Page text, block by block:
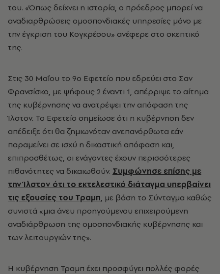
του. «Όπως δείχνει η ιστορία, ο πρόεδρος μπορεί να
αναδιαρθρώσεις ομοσπονδιακές υπηρεσίες μόνο με
την έγκριση του Κογκρέσου» ανέφερε στο σκεπτικό
της.
Στις 30 Μαΐου το 9ο Εφετείο που εδρεύει στο Σαν
Φρανσίσκο, με ψήφους 2 έναντι 1, απέρριψε το αίτημα
της κυβέρνησης να ανατρέψει την απόφαση της
Ίλστον. Το Εφετείο σημείωσε ότι η κυβέρνηση δεν
απέδειξε ότι θα ζημιωνόταν ανεπανόρθωτα εάν
παραμείνει σε ισχύ η δικαστική απόφαση και,
επιπροσθέτως, οι ενάγοντες έχουν περισσότερες
πιθανότητες να δικαιωθούν. Συμφώνησε επίσης με
την Ίλστον ότι το εκτελεστικό διάταγμα υπερβαίνει
τις εξουσίες του Τραμπ, με βάση το Σύνταγμα καθώς
συνιστά «μια άνευ προηγούμενου επιχειρούμενη
αναδιάρθρωση της ομοσπονδιακής κυβέρνησης και
των λειτουργιών της».
Η κυβέρνηση Τραμπ έχει προσφύγει πολλές φορές